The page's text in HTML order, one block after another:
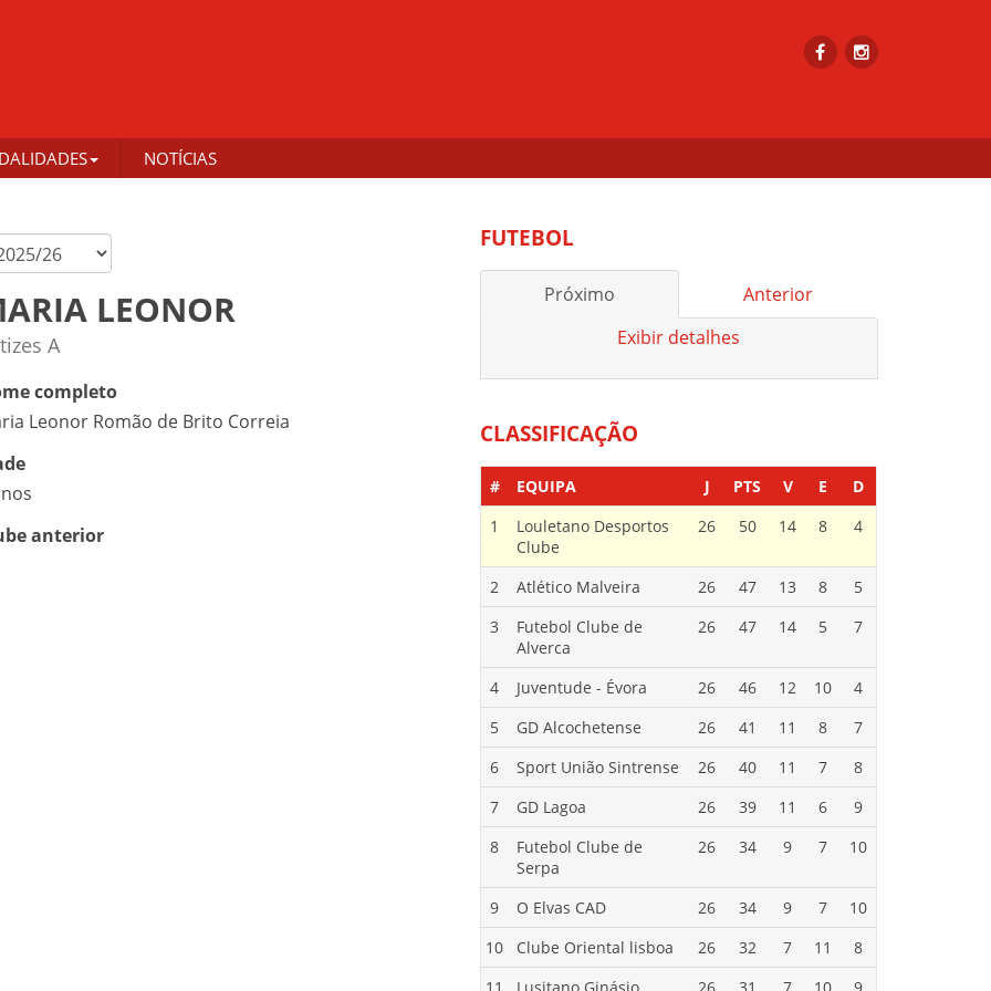
NOTÍCIAS
LEONOR
A
completo
Leonor Romão de Brito Correia
anterior
FUTEBOL
Próximo
Anterior
Exibir detalhes
CLASSIFICAÇÃO
# EQUIPA J PTS V E
D
1
Louletano Desportos
Clube
26 50 14 8 4
2 Atlético Malveira 26 47 13 8
5
3
Futebol Clube de
Alverca
26 47 14 5 7
4 Juventude - Évora 26 46 12 10
4
5
GD Alcochetense 26 41 11 8
7
6
Sport União Sintrense 26 40 11 7
8
7
GD Lagoa 26 39 11 6
9
8
Futebol Clube de
Serpa
26 34 9 7 10
9 O Elvas CAD 26 34 9 7
10
10
Clube Oriental lisboa 26 32 7 11
8